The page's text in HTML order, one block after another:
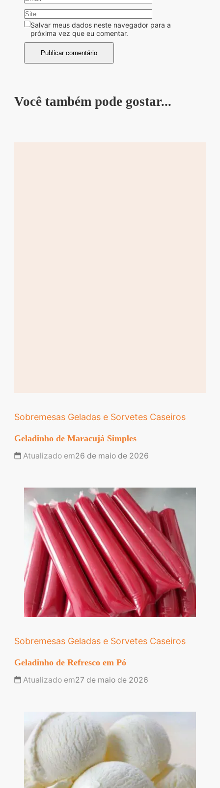
Salvar meus dados neste navegador para a
próxima vez que eu comentar.
Você também pode gostar...
Sobremesas Geladas e Sorvetes Caseiros
Geladinho de Maracujá Simples
Atualizado em26 de maio de 2026
Sobremesas Geladas e Sorvetes Caseiros
Geladinho de Refresco em Pó
Atualizado em27 de maio de 2026